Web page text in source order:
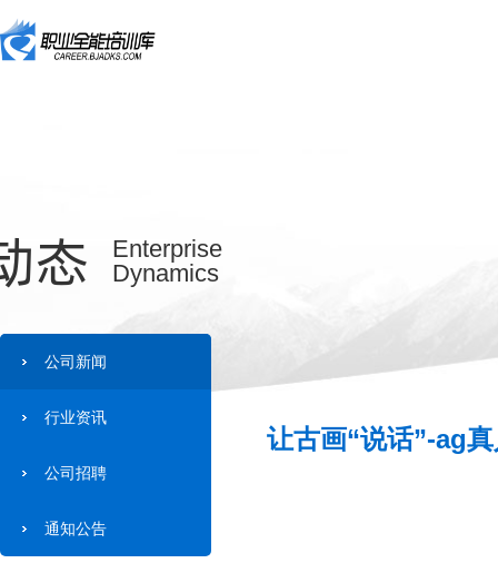
态
Enterprise
Dynamics
公司新闻
行业资讯
公司招聘
通知公告
让古画“说话”-ag